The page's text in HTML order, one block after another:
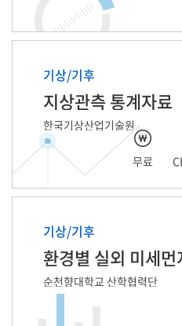
기상/기후
지상관측 통계자료
한국기상산업기술원
무료
기상/기후
환경별 실외 미세먼
순천향대학교 산학협력단